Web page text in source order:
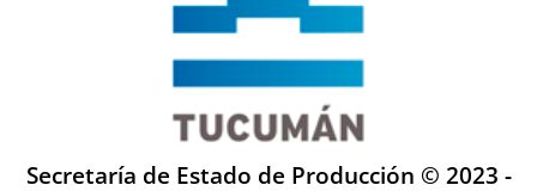
Secretaría de Estado de Producción © 2023 -